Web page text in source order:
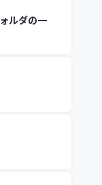
ルダの一